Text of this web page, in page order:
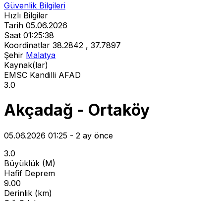
Güvenlik Bilgileri
Hızlı Bilgiler
Tarih 05.06.2026
Saat 01:25:38
Koordinatlar 38.2842 , 37.7897
Şehir Malatya
Kaynak(lar)
EMSC Kandilli AFAD
3.0
Akçadağ - Ortaköy
05.06.2026 01:25 - 2 ay önce
3.0
Büyüklük (M)
Hafif Deprem
9.00
Derinlik (km)